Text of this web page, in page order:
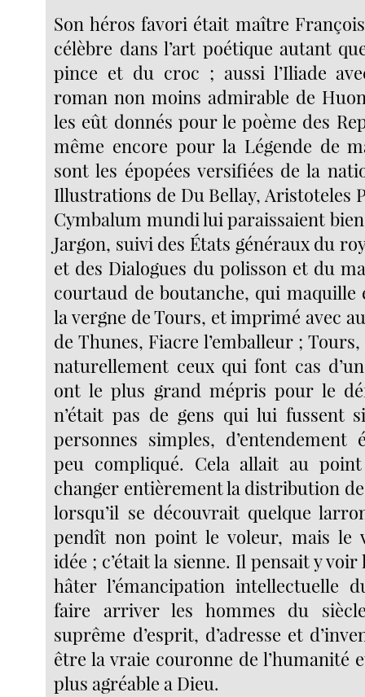
Son héros favori était maître
célèbre dans l’art poétique autant
pince et du croc ; aussi l’Iliade
roman non moins admirable de
les eût donnés pour le poème des
même encore pour la Légende de
sont les épopées versifiées de la
Illustrations de Du Bellay, Aristoteles
Cymbalum mundi lui paraissaient
Jargon, suivi des États généraux du
et des Dialogues du polisson et du
courtaud de boutanche, qui maquille
la vergne de Tours, et imprimé avec
de Thunes, Fiacre l’emballeur ;
naturellement ceux qui font cas
ont le plus grand mépris pour le
n’était pas de gens qui lui fussent
personnes simples, d’entendement
peu compliqué. Cela allait au
changer entièrement la distribution
lorsqu’il se découvrait quelque
pendît non point le voleur, mais le
idée ; c’était la sienne. Il pensait y
hâter l’émancipation intellectuelle
faire arriver les hommes du
suprême d’esprit, d’adresse et
être la vraie couronne de l’humanité
plus agréable a Dieu.